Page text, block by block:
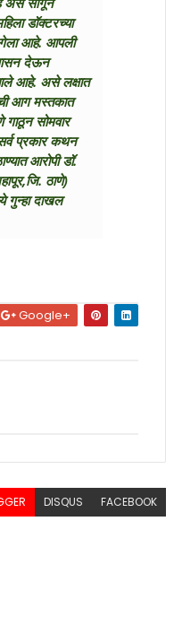
डॉक्टरच्या
गेला आहे. आपली
देऊन
आहे. असे लक्षात
आग मस्तकात
सोमवार
प्रकार कथन
आरोपी डॉ.
ठाणे)
गुन्हा दाखल
Google+
DISQUS FACEBOOK